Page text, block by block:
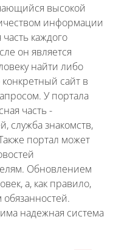
высокой
информации
каждого
он является
найти либо
сайт в
У портала
часть -
служба знакомств,
портал может
Обновлением
а, как правило,
надежная система